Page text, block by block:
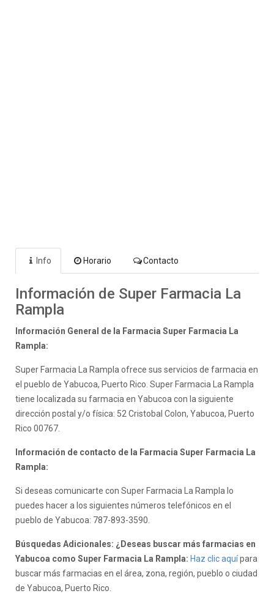
Info Horario Contacto
Información de Super Farmacia La
Rampla
Información General de la Farmacia Super Farmacia La
Rampla:
Super Farmacia La Rampla ofrece sus servicios de farmacia en
el pueblo de Yabucoa, Puerto Rico. Super Farmacia La Rampla
tiene localizada su farmacia en Yabucoa con la siguiente
dirección postal y/o física: 52 Cristobal Colon, Yabucoa, Puerto
Rico 00767.
Información de contacto de la Farmacia Super Farmacia La
Rampla:
Si deseas comunicarte con Super Farmacia La Rampla lo
puedes hacer a los siguientes números telefónicos en el
pueblo de Yabucoa: 787-893-3590.
Búsquedas Adicionales: ¿Deseas buscar más farmacias en
Yabucoa como Super Farmacia La Rampla: Haz clic aquípara
buscar más farmacias en el área, zona, región, pueblo o ciudad
de Yabucoa, Puerto Rico.